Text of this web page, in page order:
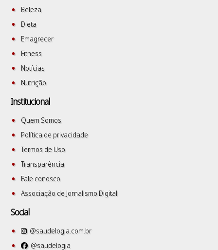
Beleza
Dieta
Emagrecer
Fitness
Notícias
Nutrição
Institucional
Quem Somos
Política de privacidade
Termos de Uso
Transparência
Fale conosco
Associação de Jornalismo Digital
Social
@saudelogia.com.br
@saudelogia